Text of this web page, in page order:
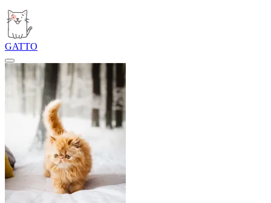
GATTO